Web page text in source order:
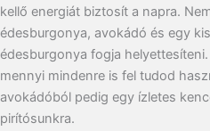
kellő energiát biztosít a napra.
édesburgonya, avokádó és egy
édesburgonya fogja
mennyi mindenre is fel tudod
avokádóból pedig egy ízletes
pirítósunkra.